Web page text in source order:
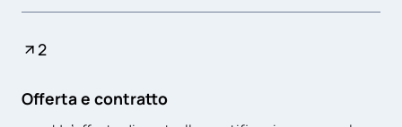
2
Offerta e contratto